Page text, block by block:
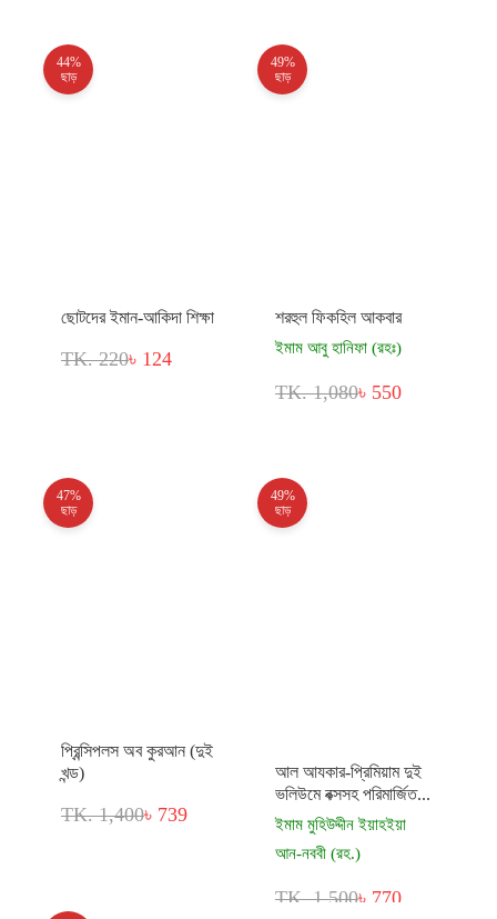
44%
ছাড়
ছোটদের ইমান-আকিদা শিক্ষা
TK. 220৳ 124
49%
ছাড়
শরহুল ফিকহিল আকবার
ইমাম আবু হানিফা (রহঃ)
TK. 1,080৳ 550
47%
ছাড়
প্রিন্সিপলস অব কুরআন (দুই
খন্ড)
TK. 1,400৳ 739
49%
ছাড়
আল আযকার-প্রিমিয়াম দুই
ভলিউমে বক্সসহ পরিমার্জিত...
ইমাম মুহিউদ্দীন ইয়াহইয়া
আন-নববী (রহ.)
TK. 1,500৳ 770